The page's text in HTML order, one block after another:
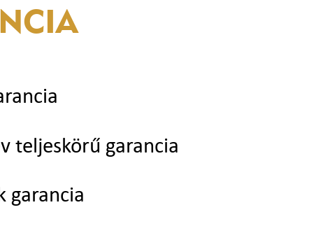
teljeskörű garancia
garancia